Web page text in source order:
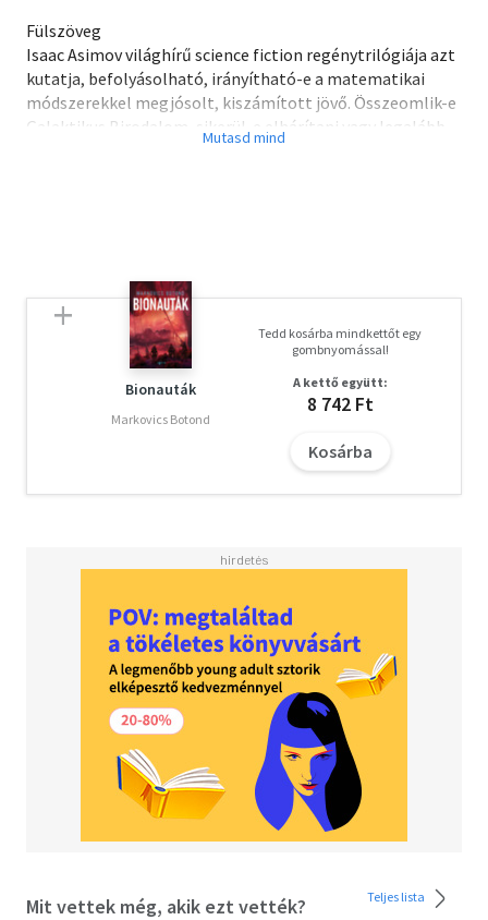
Fülszöveg
Isaac Asimov világhírű science fiction regénytrilógiája azt
kutatja, befolyásolható, irányítható-e a matematikai
módszerekkel megjósolt, kiszámított jövő. Összeomlik-e
Galaktikus Birodalom, sikerül-e elhárítani vagy legalább
megrövidíteni a zűrzavar éveit? Ezer év izgalmas és döntő
Bionauták
Markovics Botond
Tedd kosárba mindkettőt egy
gombnyomással!
A kettő együtt:
8 742 Ft
Kosárba
Mit vettek még, akik ezt vették? Teljes lista